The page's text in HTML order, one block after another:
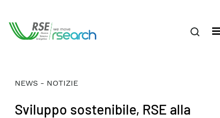
NEWS - NOTIZIE
Sviluppo sostenibile, RSE alla